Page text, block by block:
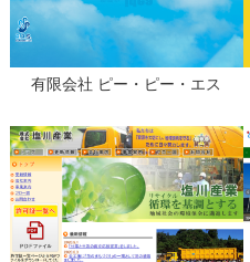
有限会社 ピー・ピー・エス